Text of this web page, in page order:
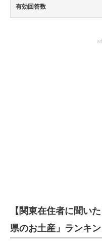
有効回答数
【関東在住者に聞い
県のお土産」ランキ